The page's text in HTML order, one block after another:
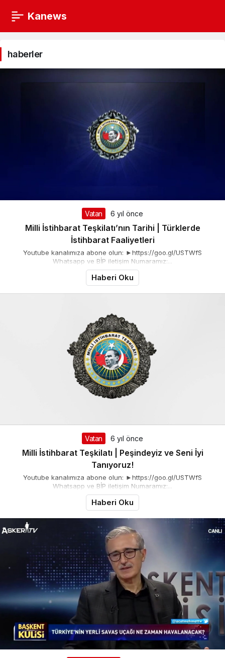
Kanews
haberler
Haberleri
haberler
Vatan 6 yıl önce
Milli İstihbarat Teşkilatı’nın Tarihi | Türklerde
İstihbarat Faaliyetleri
Youtube kanalımıza abone olun: ►https://goo.gl/USTWfS
Whatsapp ve BİP iletişim Numaramız:...
Haberi Oku
Vatan 6 yıl önce
Milli İstihbarat Teşkilatı | Peşindeyiz ve Seni İyi
Tanıyoruz!
Youtube kanalımıza abone olun: ►https://goo.gl/USTWfS
Whatsapp ve BİP iletişim Numaramız:...
Haberi Oku